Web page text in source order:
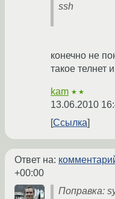
ssh
конечно не
такое телнет
kam ★★
13.06.2010
Ссылка
Ответ на:
+00:00
Поправка: